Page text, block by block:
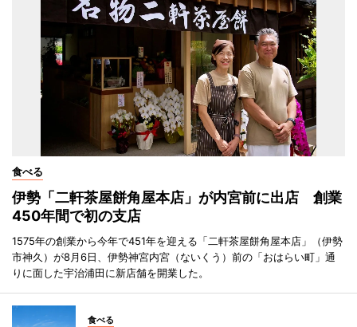
食べる
伊勢「二軒茶屋餅角屋本店」が内宮前に出店 創業
450年間で初の支店
1575年の創業から今年で451年を迎える「二軒茶屋餅角屋本店」（伊勢
市神久）が8月6日、伊勢神宮内宮（ないくう）前の「おはらい町」通
りに面した宇治浦田に新店舗を開業した。
食べる